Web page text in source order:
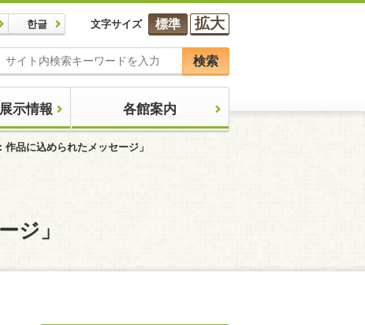
한글 文字サイズ 標準 拡大
検索
示情報 各館案内
品に込められたメッセージ」
ジ」